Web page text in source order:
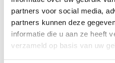
partners voor social media,
partners kunnen deze
informatie die u aan ze heeft
verzameld op basis van uw
brengt mensen samen. Dat
we mee in onze community-
samenwerking, lokaal of
inclusiviteit in sport. Bij Fluid